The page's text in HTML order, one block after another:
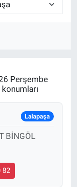
Perşembe
Lalapaşa
BİNGÖL
82